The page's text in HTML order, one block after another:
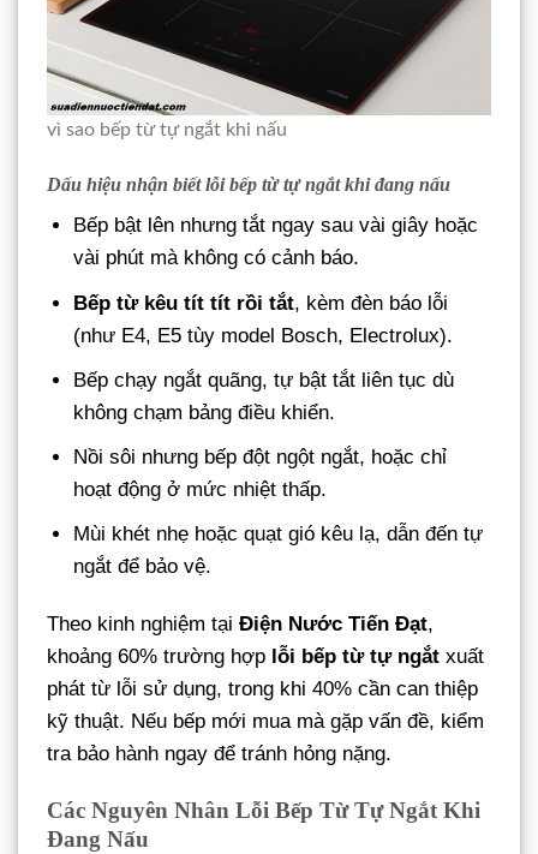
vì sao bếp từ tự ngắt khi nấu
Dấu hiệu nhận biết lỗi bếp từ tự ngắt khi đang nấu
Bếp bật lên nhưng tắt ngay sau vài giây hoặc
vài phút mà không có cảnh báo.
Bếp từ kêu tít tít rồi tắt, kèm đèn báo lỗi
(như E4, E5 tùy model Bosch, Electrolux).
Bếp chạy ngắt quãng, tự bật tắt liên tục dù
không chạm bảng điều khiển.
Nồi sôi nhưng bếp đột ngột ngắt, hoặc chỉ
hoạt động ở mức nhiệt thấp.
Mùi khét nhẹ hoặc quạt gió kêu lạ, dẫn đến tự
ngắt để bảo vệ.
Theo kinh nghiệm tại Điện Nước Tiến Đạt,
khoảng 60% trường hợp lỗi bếp từ tự ngắt xuất
phát từ lỗi sử dụng, trong khi 40% cần can thiệp
kỹ thuật. Nếu bếp mới mua mà gặp vấn đề, kiểm
tra bảo hành ngay để tránh hỏng nặng.
Các Nguyên Nhân Lỗi Bếp Từ Tự Ngắt Khi
Đang Nấu